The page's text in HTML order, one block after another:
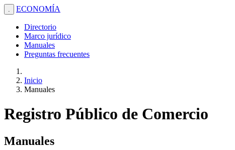
. ECONOMÍA
Directorio
Marco jurídico
Manuales
Preguntas frecuentes
Inicio
Manuales
Registro Público de Comercio
Manuales